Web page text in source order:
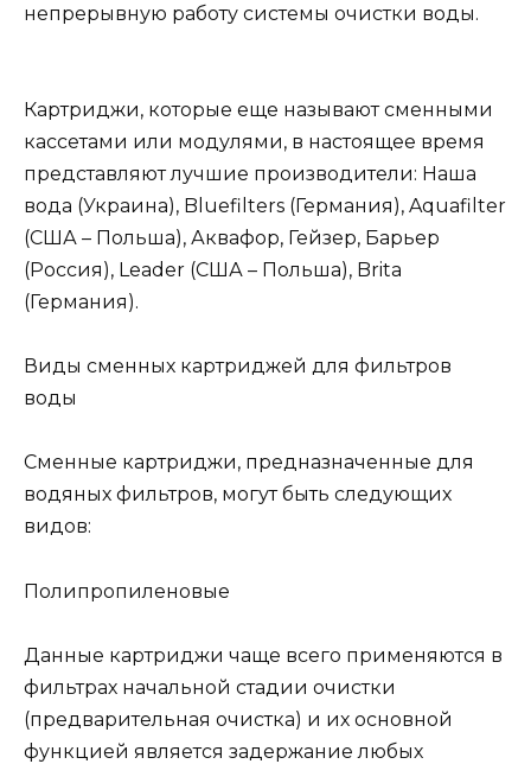
непрерывную работу системы очистки воды.
Картриджи, которые еще называют сменными
кассетами или модулями, в настоящее время
представляют лучшие производители: Наша
вода (Украина), Bluefilters (Германия), Aquafilter
(США – Польша), Аквафор, Гейзер, Барьер
(Россия), Leader (США – Польша), Brita
(Германия).
Виды сменных картриджей для фильтров
воды
Сменные картриджи, предназначенные для
водяных фильтров, могут быть следующих
видов:
Полипропиленовые
Данные картриджи чаще всего применяются в
фильтрах начальной стадии очистки
(предварительная очистка) и их основной
функцией является задержание любых